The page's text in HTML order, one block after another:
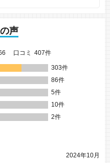
声
口コミ 407件
303件
86件
5件
10件
2件
2024年10月